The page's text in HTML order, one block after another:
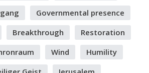
Governmental presence
Breakthrough
Restoration
Wind
Humility